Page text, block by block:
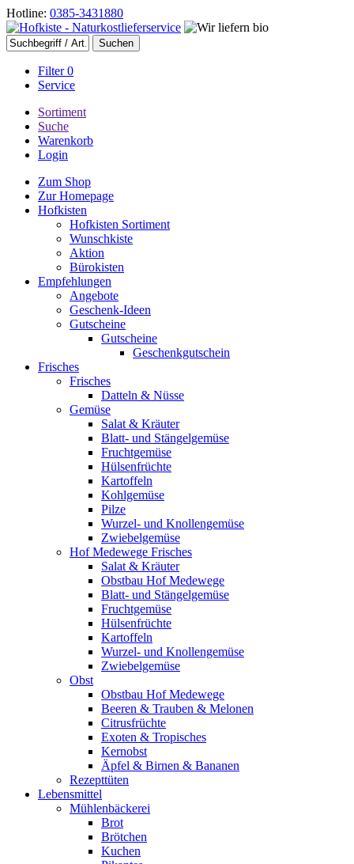
Hotline: 0385-3431880
Filter0
Service
Sortiment
Suche
Warenkorb
Login
Zum Shop
Zur Homepage
Hofkisten
Hofkisten Sortiment
Wunschkiste
Aktion
Bürokisten
Empfehlungen
Angebote
Geschenk-Ideen
Gutscheine
Gutscheine
Geschenkgutschein
Frisches
Frisches
Datteln & Nüsse
Gemüse
Salat & Kräuter
Blatt- und Stängelgemüse
Fruchtgemüse
Hülsenfrüchte
Kartoffeln
Kohlgemüse
Pilze
Wurzel- und Knollengemüse
Zwiebelgemüse
Hof Medewege Frisches
Salat & Kräuter
Obstbau Hof Medewege
Blatt- und Stängelgemüse
Fruchtgemüse
Hülsenfrüchte
Kartoffeln
Wurzel- und Knollengemüse
Zwiebelgemüse
Obst
Obstbau Hof Medewege
Beeren & Trauben & Melonen
Citrusfrüchte
Exoten & Tropisches
Kernobst
Äpfel & Birnen & Bananen
Rezepttüten
Lebensmittel
Mühlenbäckerei
Brot
Brötchen
Kuchen